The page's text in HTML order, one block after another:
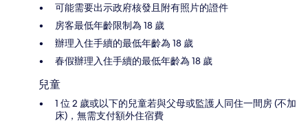
可能需要出示政府核發且附有照片的證件
房客最低年齡限制為 18 歲
辦理入住手續的最低年齡為 18 歲
春假辦理入住手續的最低年齡為 18 歲
兒童
1 位 2 歲或以下的兒童若與父母或監護人同住一間房 (不加
床)，無需支付額外住宿費